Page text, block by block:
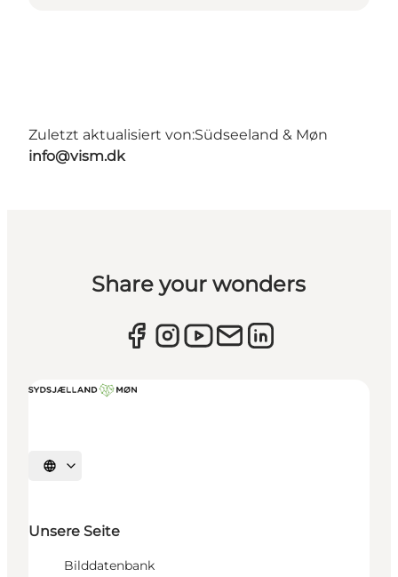
Zuletzt aktualisiert von:Südseeland & Møn
info@vism.dk
Share your wonders
Sprache auswählen
Unsere Seite
Bilddatenbank